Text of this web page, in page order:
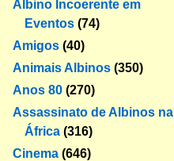
Albino Incoerente em
Eventos (74)
Amigos (40)
Animais Albinos (350)
Anos 80 (270)
Assassinato de Albinos na
África (316)
Cinema (646)